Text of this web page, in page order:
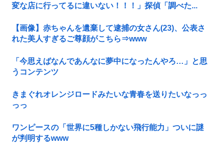
変な店に行ってるに違いない！！！」探偵「調べた...
【画像】赤ちゃんを遺棄して逮捕の女さん(23)、公表さ
れた美人すぎるご尊顔がこちら⇒www
「今思えばなんであんなに夢中になったんやろ…」と思
うコンテンツ
きまぐれオレンジロードみたいな青春を送りたいなっっ
っっ
ワンピースの「世界に5種しかない飛行能力」ついに謎
が判明するwww